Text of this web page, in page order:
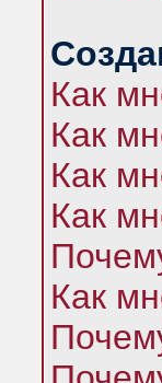
Как
Как
Как
Как
Как